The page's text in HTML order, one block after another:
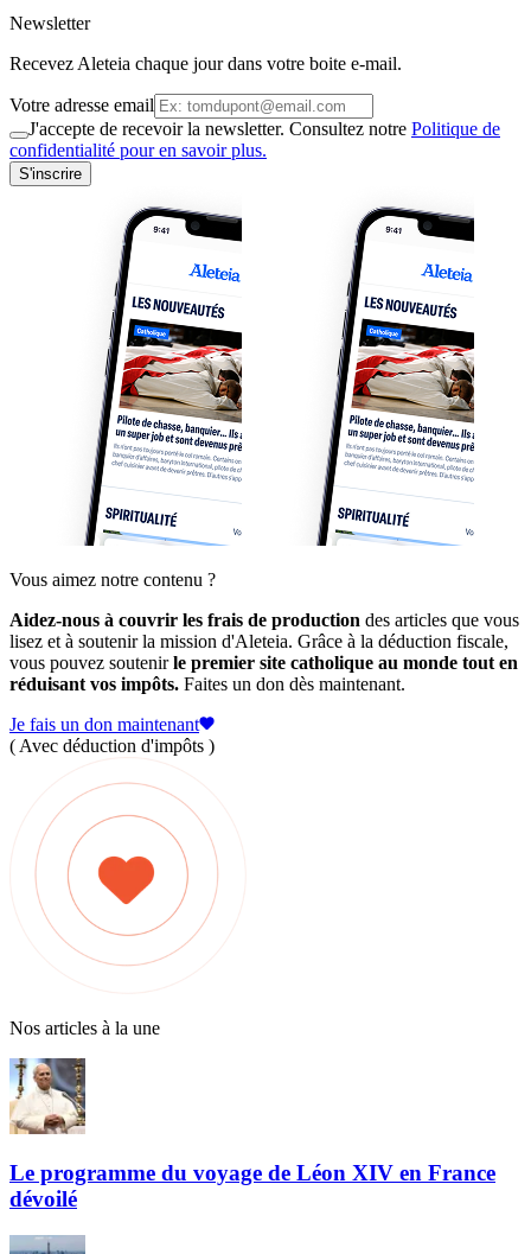
Newsletter
Recevez Aleteia chaque jour dans votre boite e-mail.
Votre adresse email
J'accepte de recevoir la newsletter. Consultez notre Politique de
confidentialité pour en savoir plus.
S'inscrire
Vous aimez notre contenu ?
Aidez-nous à couvrir les frais de production des articles que vous
lisez et à soutenir la mission d'Aleteia. Grâce à la déduction fiscale,
vous pouvez soutenirle premier site catholique au monde tout en
réduisant vos impôts. Faites un don dès maintenant.
Je fais un don maintenant
( Avec déduction d'impôts )
Nos articles à la une
Le programme du voyage de Léon XIV en France
dévoilé